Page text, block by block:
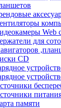
Web
для
CD
памяти